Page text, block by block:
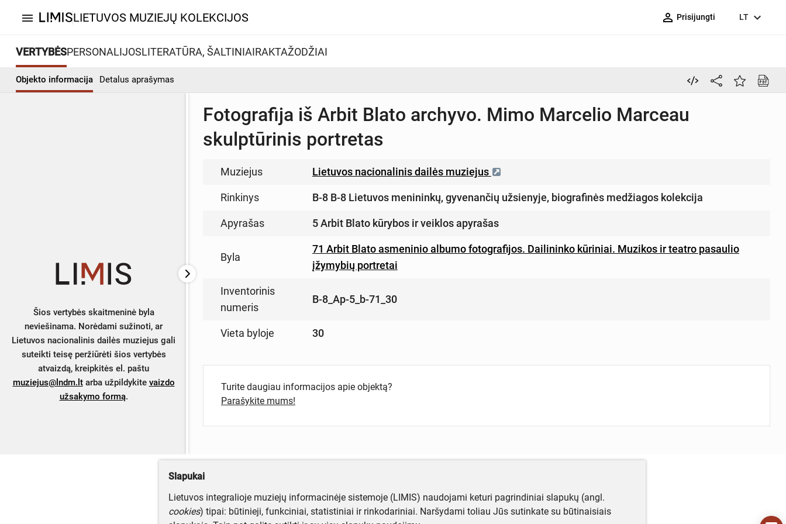
menu LIETUVOS MUZIEJŲ KOLEKCIJOS person_outline Prisijungti LT expand_more
VERTYBĖSPERSONALIJOSLITERATŪRA, ŠALTINIAIRAKTAŽODŽIAI
Objekto informacija Detalus aprašymas
Šios vertybės skaitmeninė byla
neviešinama. Norėdami sužinoti, ar
Lietuvos nacionalinis dailės muziejus gali
suteikti teisę peržiūrėti šios vertybės
atvaizdą, kreipkitės el. paštu
muziejus@lndm.ltarba užpildykite vaizdo
užsakymo formą.
Fotografija iš Arbit Blato archyvo. Mimo Marcelio Marceau
skulptūrinis portretas
Muziejus Lietuvos nacionalinis dailės muziejus
Rinkinys B-8 B-8 Lietuvos menininkų, gyvenančių užsienyje, biografinės medžiagos kolekcija
Apyrašas 5 Arbit Blato kūrybos ir veiklos apyrašas
Byla
71 Arbit Blato asmeninio albumo fotografijos. Dailininko kūriniai. Muzikos ir teatro pasaulio
įžymybių portretai
Inventorinis
numeris
B-8_Ap-5_b-71_30
Vieta byloje 30
Turite daugiau informacijos apie objektą?
Parašykite mums!
Slapukai
Lietuvos integralioje muziejų informacinėje sistemoje (LIMIS) naudojami keturi pagrindiniai slapukų (angl.
cookies) tipai: būtinieji, funkciniai, statistiniai ir rinkodariniai. Naršydami toliau Jūs sutinkate su būtinaisiais